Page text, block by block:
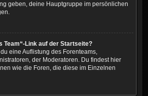
geben, deine Hauptgruppe im persönlichen
Team“-Link auf der Startseite?
eine Auflistung des Forenteams,
der Moderatoren. Du findest hier
wie die Foren, die diese im Einzelnen